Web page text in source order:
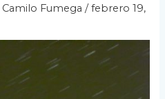
Camilo Fumega/febrero 19,